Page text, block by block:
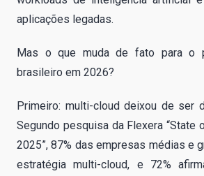
aplicações legadas.
Mas o que muda de fato para o
brasileiro em 2026?
Primeiro: multi-cloud deixou de ser
Segundo pesquisa da Flexera “State
2025”, 87% das empresas médias e
estratégia multi-cloud, e 72%